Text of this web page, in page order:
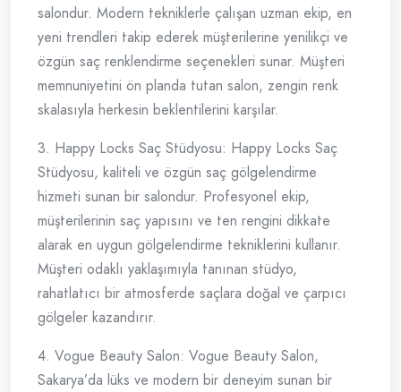
salondur. Modern tekniklerle çalışan uzman ekip, en
yeni trendleri takip ederek müşterilerine yenilikçi ve
özgün saç renklendirme seçenekleri sunar. Müşteri
memnuniyetini ön planda tutan salon, zengin renk
skalasıyla herkesin beklentilerini karşılar.
3. Happy Locks Saç Stüdyosu: Happy Locks Saç
Stüdyosu, kaliteli ve özgün saç gölgelendirme
hizmeti sunan bir salondur. Profesyonel ekip,
müşterilerinin saç yapısını ve ten rengini dikkate
alarak en uygun gölgelendirme tekniklerini kullanır.
Müşteri odaklı yaklaşımıyla tanınan stüdyo,
rahatlatıcı bir atmosferde saçlara doğal ve çarpıcı
gölgeler kazandırır.
4. Vogue Beauty Salon: Vogue Beauty Salon,
Sakarya’da lüks ve modern bir deneyim sunan bir